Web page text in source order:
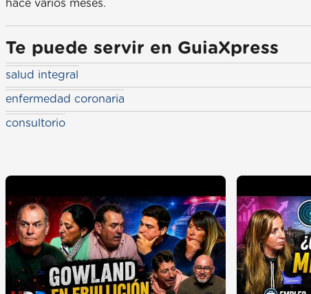
hace varios meses.
Te puede servir en GuiaXpress
salud integral
enfermedad coronaria
consultorio